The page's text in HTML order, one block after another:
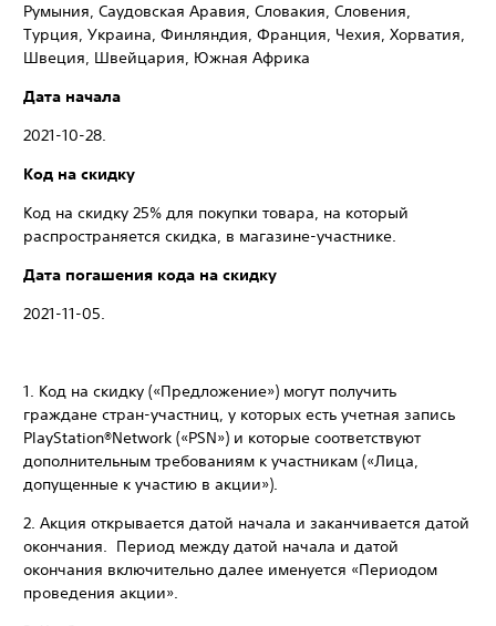
Румыния, Саудовская Аравия, Словакия, Словения,
Турция, Украина, Финляндия, Франция, Чехия, Хорватия,
Швеция, Швейцария, Южная Африка
Дата начала
2021-10-28.
Код на скидку
Код на скидку 25% для покупки товара, на который
распространяется скидка, в магазине-участнике.
Дата погашения кода на скидку
2021-11-05.
1. Код на скидку («Предложение») могут получить
граждане стран-участниц, у которых есть учетная запись
PlayStation®Network («PSN») и которые соответствуют
дополнительным требованиям к участникам («Лица,
допущенные к участию в акции»).
2. Акция открывается датой начала и заканчивается датой
окончания. Период между датой начала и датой
окончания включительно далее именуется «Периодом
проведения акции».